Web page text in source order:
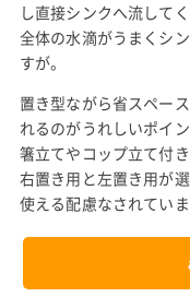
し直接シンクへ流してく
全体の水滴がうまくシ
すが。
置き型ながら省スペー
れるのがうれしいポイン
箸立てやコップ立て付
右置き用と左置き用が
使える配慮なされていま